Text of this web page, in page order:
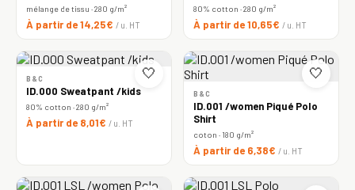
mélange de tissu · 280 g/m²
À partir de 14,25€ / u. HT
80% cotton · 280 g/m²
À partir de 10,65€ / u. HT
🤍
B&C
ID.000 Sweatpant /kids
80% cotton · 280 g/m²
À partir de 8,01€ / u. HT
🤍
B&C
ID.001 /women Piqué Polo
Shirt
coton · 180 g/m²
À partir de 6,38€ / u. HT